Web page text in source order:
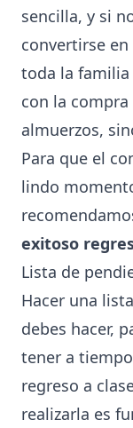
sencilla, y si
convertirse
toda la familia
con la
almuerzos,
Para que el
lindo
exitoso
Lista de
Hacer una
debes hacer,
tener a
regreso a
realizarla es